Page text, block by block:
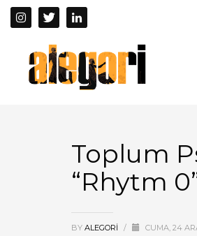
Toplum
“Rhytm
BY ALEGORI / CUMA, 24